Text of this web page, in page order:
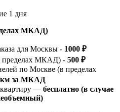
1 дня
МКАД)
для Москвы - 1000 ₽
пределах МКАД) - 500 ₽
по Москве (в пределах
км за МКАД
— бесплатно (в случае